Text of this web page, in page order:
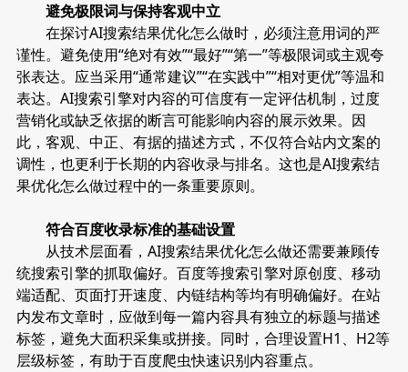
避免极限词与保持客观中立
在探讨AI搜索结果优化怎么做时，必须注意用词的严
谨性。避免使用“绝对有效”“最好”“第一”等极限词或主观夸
张表达。应当采用“通常建议”“在实践中”“相对更优”等温和
表达。AI搜索引擎对内容的可信度有一定评估机制，过度
营销化或缺乏依据的断言可能影响内容的展示效果。因
此，客观、中正、有据的描述方式，不仅符合站内文案的
调性，也更利于长期的内容收录与排名。这也是AI搜索结
果优化怎么做过程中的一条重要原则。
符合百度收录标准的基础设置
从技术层面看，AI搜索结果优化怎么做还需要兼顾传
统搜索引擎的抓取偏好。百度等搜索引擎对原创度、移动
端适配、页面打开速度、内链结构等均有明确偏好。在站
内发布文章时，应做到每一篇内容具有独立的标题与描述
标签，避免大面积采集或拼接。同时，合理设置H1、H2等
层级标签，有助于百度爬虫快速识别内容重点。